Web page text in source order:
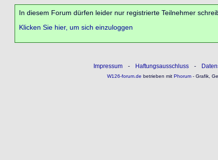
In diesem Forum dürfen leider nur registrierte Teilnehmer
Klicken Sie hier, um sich einzuloggen
Impressum - Haftungsausschluss -
W126-forum.de betrieben mitPhorum- Grafik,